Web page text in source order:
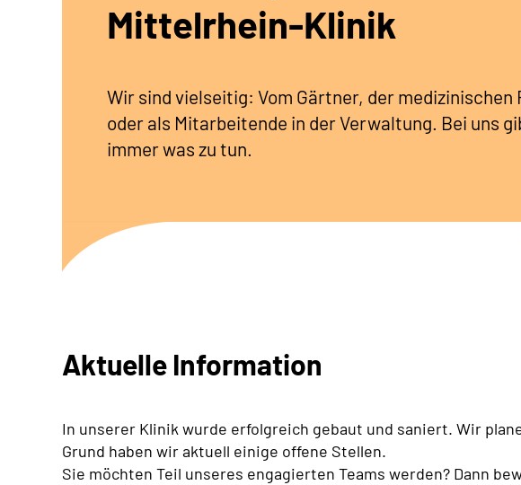
Mittelrhein-Klinik
Wir sind vielseitig: Vom Gärtner, der medizinischen
oder als Mitarbeitende in der Verwaltung. Bei uns
immer was zu tun.
Aktuelle Information
In unserer Klinik wurde erfolgreich gebaut und saniert. Wir
Grund haben wir aktuell einige offene Stellen.
Sie möchten Teil unseres engagierten Teams werden? Dann